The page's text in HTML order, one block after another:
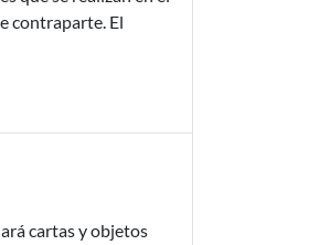
contraparte. El
cartas y objetos